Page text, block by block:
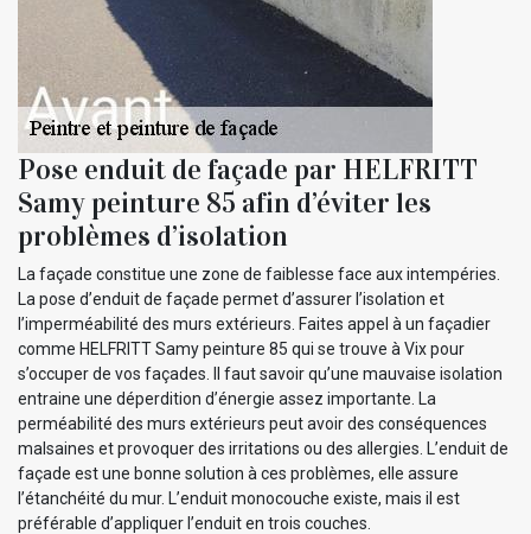
Pose enduit de façade par HELFRITT
Samy peinture 85 afin d’éviter les
problèmes d’isolation
La façade constitue une zone de faiblesse face aux intempéries.
La pose d’enduit de façade permet d’assurer l’isolation et
l’imperméabilité des murs extérieurs. Faites appel à un façadier
comme HELFRITT Samy peinture 85 qui se trouve à Vix pour
s’occuper de vos façades. Il faut savoir qu’une mauvaise isolation
entraine une déperdition d’énergie assez importante. La
perméabilité des murs extérieurs peut avoir des conséquences
malsaines et provoquer des irritations ou des allergies. L’enduit de
façade est une bonne solution à ces problèmes, elle assure
l’étanchéité du mur. L’enduit monocouche existe, mais il est
préférable d’appliquer l’enduit en trois couches.